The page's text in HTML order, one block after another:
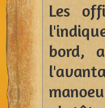
Les
bord,